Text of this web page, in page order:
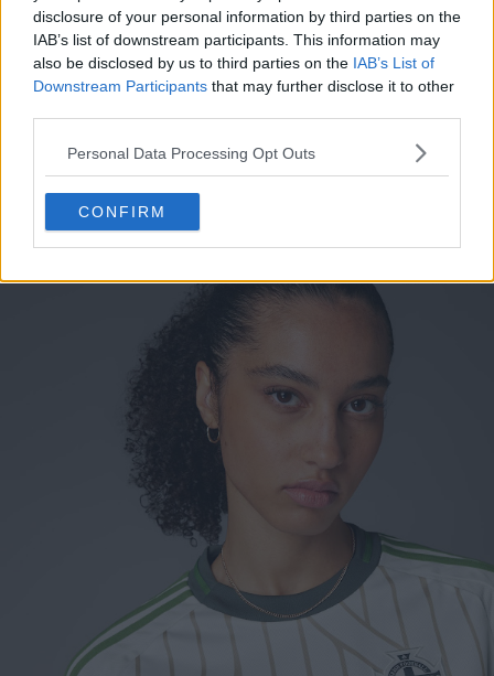
disclosure of your personal information by third parties on the
IAB’s list of downstream participants. This information may
also be disclosed by us to third parties on the IAB’s List of
Downstream Participants that may further disclose it to other
Personal Data Processing Opt Outs
CONFIRM